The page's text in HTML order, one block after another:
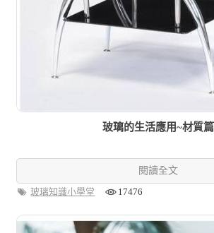
玻璃的生活應用~材質篇
閱讀全文
玻璃知識小學堂
17476